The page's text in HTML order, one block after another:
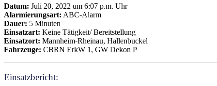
Datum: Juli 20, 2022 um 6:07 p.m. Uhr
Alarmierungsart: ABC-Alarm
Dauer: 5 Minuten
Einsatzart: Keine Tätigkeit/ Bereitstellung
Einsatzort: Mannheim-Rheinau, Hallenbuckel
Fahrzeuge: CBRN ErkW 1, GW Dekon P
Einsatzbericht: